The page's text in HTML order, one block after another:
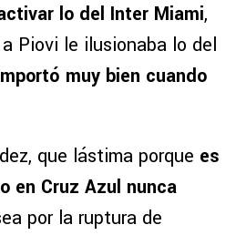
lo del Inter Miami,
Piovi le ilusionaba lo del
muy bien cuando
que lástima porque es
en Cruz Azul nunca
por la ruptura de